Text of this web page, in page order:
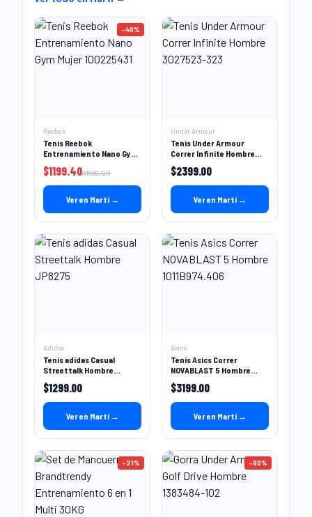
-40%
Reebok
Tenis Reebok
Entrenamiento Nano Gym
$1199.40$1999.00
Ver en Martí →
Under Armour
Tenis Under Armour
Correr Infinite Hombre
$2399.00
Ver en Martí →
Adidas
Tenis adidas Casual
Streettalk Hombre
$1299.00
Ver en Martí →
Asics
Tenis Asics Correr
NOVABLAST 5 Hombre
$3199.00
Ver en Martí →
-21% -60%